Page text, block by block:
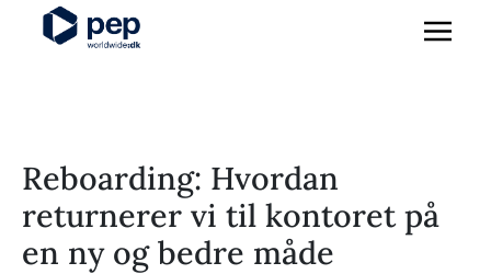
Reboarding: Hvordan
returnerer vi til kontoret på
en ny og bedre måde